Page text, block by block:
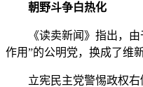
朝野斗争白热化
《读卖新闻》指出，由于
作用”的公明党，换成了维
立宪民主党警惕政权右倾